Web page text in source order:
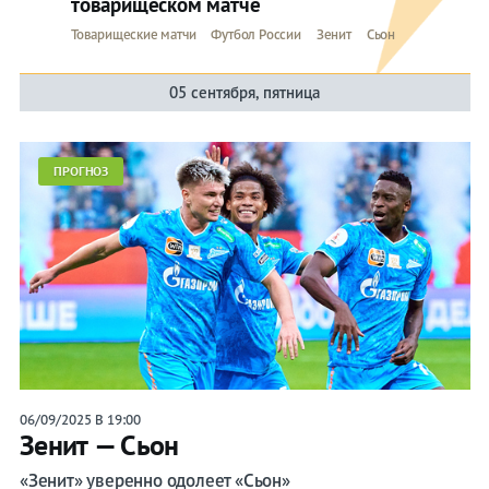
Товарищеские матчи Футбол России Зенит Сьон
05 сентября, пятница
ПРОГНОЗ
06/09/2025 В 19:00
Зенит — Сьон
«Зенит» уверенно одолеет «Сьон»